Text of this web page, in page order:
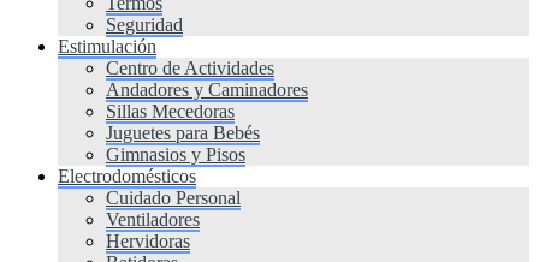
Seguridad
Estimulación
Centro de Actividades
Andadores y Caminadores
Sillas Mecedoras
Juguetes para Bebés
Gimnasios y Pisos
Electrodomésticos
Cuidado Personal
Ventiladores
Hervidoras